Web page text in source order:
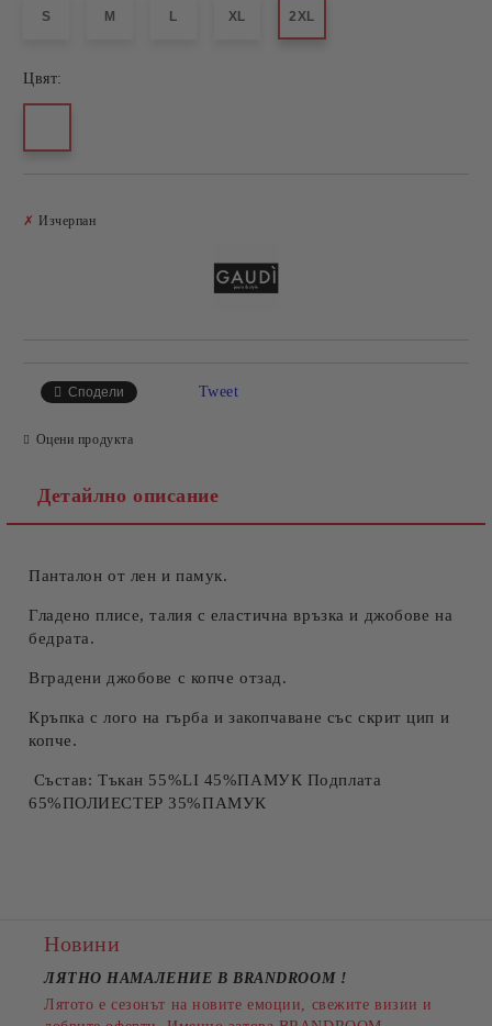
S M L XL 2XL
Цвят:
✗ Изчерпан
Сподели Tweet
Оцени продукта
Детайлно описание
Панталон от лен и памук.
Гладено плисе, талия с еластична връзка и джобове на
бедрата.
Вградени джобове с копче отзад.
Кръпка с лого на гърба и закопчаване със скрит цип и
копче.
Състав: Тъкан 55%LI 45%ПАМУК Подплата
65%ПОЛИЕСТЕР 35%ПАМУК
Новини
ЛЯТНО НАМАЛЕНИЕ В BRANDROOM !
Лятото е сезонът на новите емоции, свежите визии и